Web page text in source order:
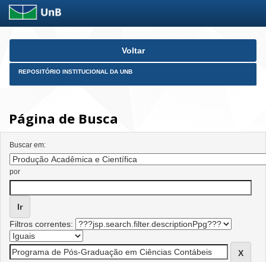
Skip
Voltar
REPOSITÓRIO INSTITUCIONAL DA UNB
Página de Busca
Buscar em:
por
Filtros correntes: